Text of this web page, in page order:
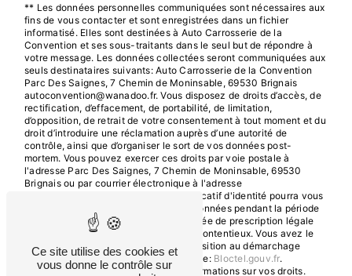
** Les données personnelles communiquées sont nécessaires aux
fins de vous contacter et sont enregistrées dans un fichier
informatisé. Elles sont destinées à Auto Carrosserie de la
Convention et ses sous-traitants dans le seul but de répondre à
votre message. Les données collectées seront communiquées aux
seuls destinataires suivants: Auto Carrosserie de la Convention
Parc Des Saignes, 7 Chemin de Moninsable, 69530 Brignais
autoconvention@wanadoo.fr. Vous disposez de droits d’accès, de
rectification, d’effacement, de portabilité, de limitation,
d’opposition, de retrait de votre consentement à tout moment et du
droit d’introduire une réclamation auprès d’une autorité de
contrôle, ainsi que d’organiser le sort de vos données post-
mortem. Vous pouvez exercer ces droits par voie postale à
l'adresse Parc Des Saignes, 7 Chemin de Moninsable, 69530
Brignais ou par courrier électronique à l'adresse
autoconvention@wanadoo.fr. Un justificatif d'identité pourra vous
être demandé. Nous conservons vos données pendant la période
de prise de contact puis pendant la durée de prescription légale
aux fins probatoires et de gestion des contentieux. Vous avez le
droit de vous inscrire sur la liste d'opposition au démarchage
téléphonique, disponible à cette adresse: Bloctel.gouv.fr.
Consultez le site cnil.fr pour plus d’informations sur vos droits.
Ce site utilise des cookies et
vous donne le contrôle sur